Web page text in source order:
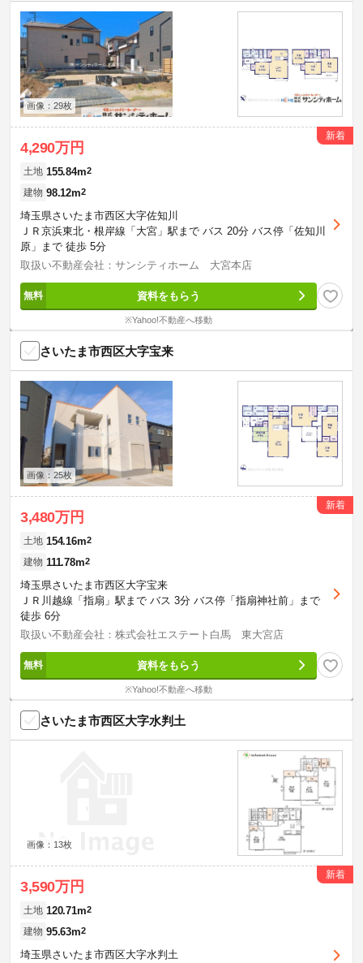
画像：29枚
4,290万円
新着
土地 155.84m2
建物 98.12m2
埼玉県さいたま市西区大字佐知川
ＪＲ京浜東北・根岸線「大宮」駅まで バス 20分 バス停「佐知川
原」まで 徒歩 5分
取扱い不動産会社：サンシティホーム 大宮本店
資料をもらう
※Yahoo!不動産へ移動
さいたま市西区大字宝来
画像：25枚
3,480万円
新着
土地 154.16m2
建物 111.78m2
埼玉県さいたま市西区大字宝来
ＪＲ川越線「指扇」駅まで バス 3分 バス停「指扇神社前」まで
徒歩 6分
取扱い不動産会社：株式会社エステート白馬 東大宮店
資料をもらう
※Yahoo!不動産へ移動
さいたま市西区大字水判土
画像：13枚
3,590万円
新着
土地 120.71m2
建物 95.63m2
埼玉県さいたま市西区大字水判土